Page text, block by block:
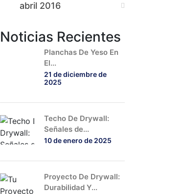
abril 2016
Noticias Recientes
Planchas De Yeso En
El...
21 de diciembre de
2025
Techo De Drywall:
Señales de...
10 de enero de 2025
Proyecto De Drywall:
Durabilidad Y...